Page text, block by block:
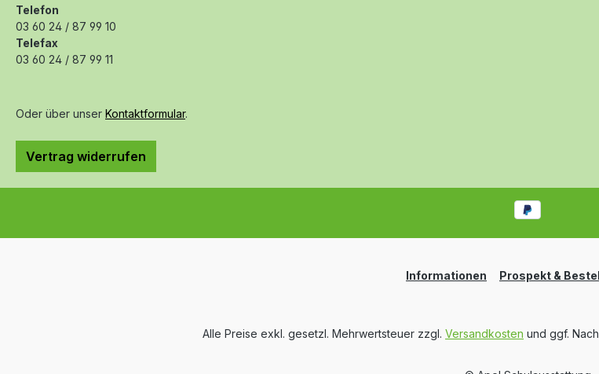
Telefon
03 60 24 / 87 99 10
Telefax
03 60 24 / 87 99 11
Oder über unser Kontaktformular.
Vertrag widerrufen
Informationen Prospekt &
Alle Preise exkl. gesetzl. Mehrwertsteuer zzgl. Versandkosten und ggf.